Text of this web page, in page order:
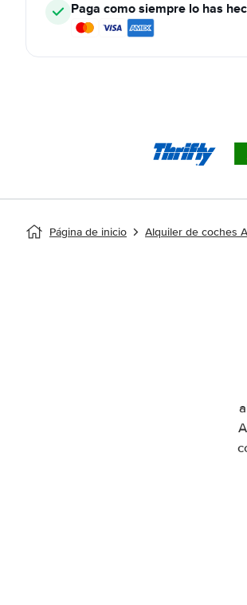
Paga como siempre lo has
Página de inicio Alquiler de coches